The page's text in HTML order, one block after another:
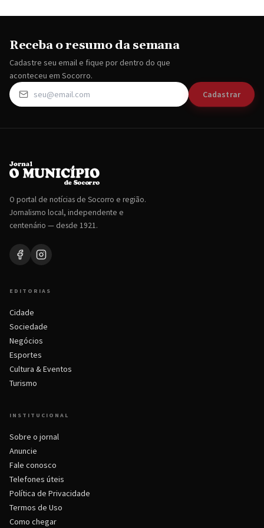
Receba o resumo da semana
Cadastre seu email e fique por dentro do que
aconteceu em Socorro.
Cadastrar
O portal de notícias de Socorro e região.
Jornalismo local, independente e
centenário — desde 1921.
EDITORIAS
Cidade
Sociedade
Negócios
Esportes
Cultura & Eventos
Turismo
INSTITUCIONAL
Sobre o jornal
Anuncie
Fale conosco
Telefones úteis
Política de Privacidade
Termos de Uso
Como chegar